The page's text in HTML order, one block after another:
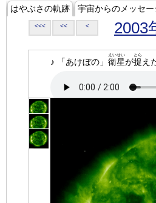
はやぶさの軌跡 宇宙からのメッセー
<<< << < 2003
♪ 「あけぼの」 衛星
えいせい
が捉
とら
え